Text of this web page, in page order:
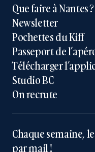
Que faire à Nantes ?
Newsletter
Pochettes du Kiff
Passeport de
Télécharger
Studio BC
On recrute
Chaque semaine,
par mail !